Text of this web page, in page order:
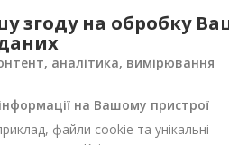
торт як подарунок
Але букет квітів з тортом
готуєтесь до побачення
згоду на обробку
аналітика, вимірювання
на Вашому пристрої
файли cookie та унікальні